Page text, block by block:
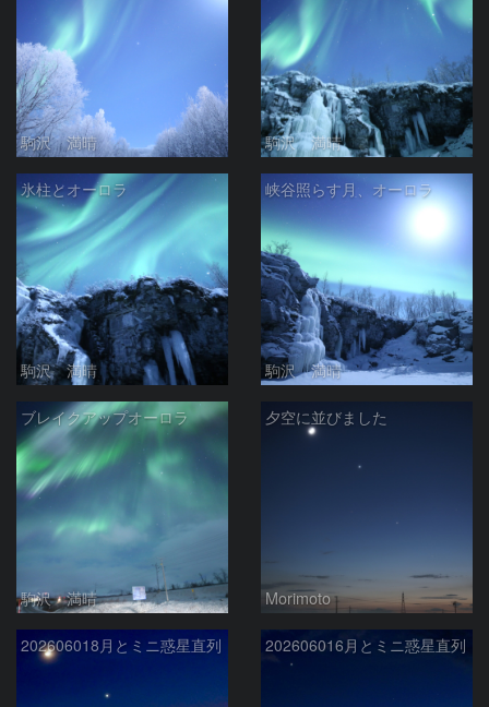
駒沢 満晴 駒沢 満晴
氷柱とオーロラ
駒沢 満晴
峡谷照らす月、オーロラ
駒沢 満晴
ブレイクアップオーロラ
駒沢 満晴
夕空に並びました
Morimoto
202606018月とミニ惑星直列 202606016月とミニ惑星直列